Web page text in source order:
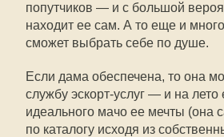
попутчиков — и с большой
находит ее сам. А то еще и
сможет выбрать себе по душе.
Если дама обеспечена, то она
службу эскорт-услуг — и на лето
идеального мачо ее мечты (она
по каталогу исходя из